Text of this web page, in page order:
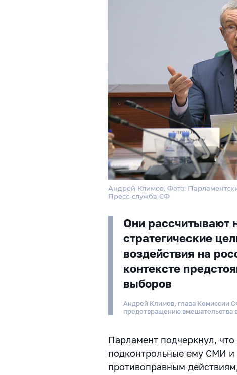
Андрей Климов. Фото:
Пресс-служба СФ
Они рассчитывают
стратегические
воздействия на
контексте
выборов
Андрей Климов, глава Комиссии
предотвращению вмешательства
Парламент подчеркнул,
подконтрольные ему СМИ и
противоправным